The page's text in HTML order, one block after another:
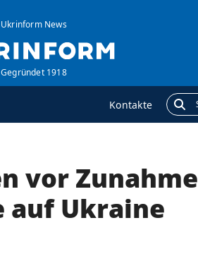
Ukrinform News
Gegründet 1918
Kontakte
ZUSÄTZLICH
Veröffentlichungen
Interview
vor Zunahme
auf Ukraine